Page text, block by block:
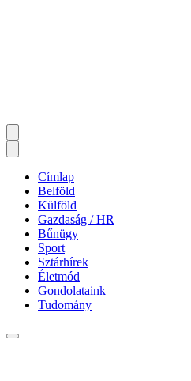
Címlap
Belföld
Külföld
Gazdaság / HR
Bűnügy
Sport
Sztárhírek
Életmód
Gondolataink
Tudomány